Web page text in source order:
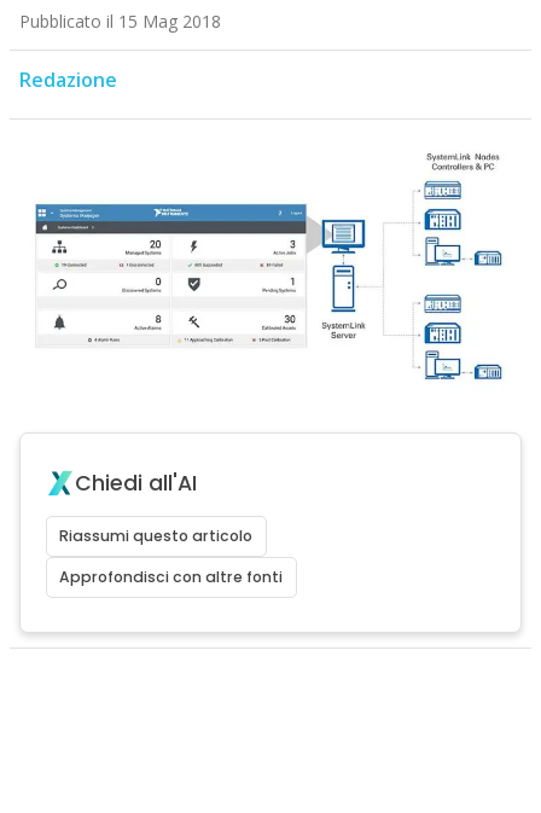
Pubblicato il 15 Mag 2018
Redazione
Chiedi all'AI
Riassumi questo articolo
Approfondisci con altre fonti